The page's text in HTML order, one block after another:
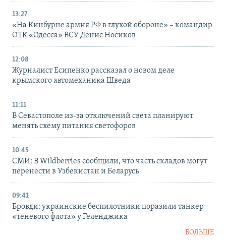
13:27
«На Кинбурне армия РФ в глухой обороне» – командир
ОТК «Одесса» ВСУ Денис Носиков
12:08
Журналист Есипенко рассказал о новом деле
крымского автомеханика Шведа
11:11
В Севастополе из-за отключений света планируют
менять схему питания светофоров
10:45
СМИ: В Wildberries сообщили, что часть складов могут
перенести в Узбекистан и Беларусь
09:41
Бровди: украинские беспилотники поразили танкер
«теневого флота» у Геленджика
БОЛЬШЕ